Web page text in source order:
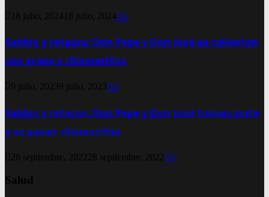
18 julio, 2024 18 julio, 2024 0
Saldos y retazos: Don Pepe y Don José se calientan
con grapa y chismecitos
9 julio, 20239 julio, 2023 0
Saldos y retazos: Don Pepe y Don José toman mate
y se pasan chismecitos
28 septiembre, 2022 28 septiembre, 2022 0
Salud